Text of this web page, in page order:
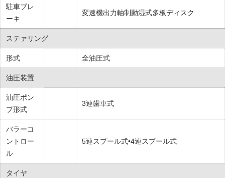
駐車ブレ
ーキ
変速機出力軸制動湿式多板ディスク
ステァリング
形式 全油圧式
油圧装置
油圧ポン
プ形式
3連歯車式
バラーコ
ントロー
ル
5連スプール式•4連スプール式
タイヤ